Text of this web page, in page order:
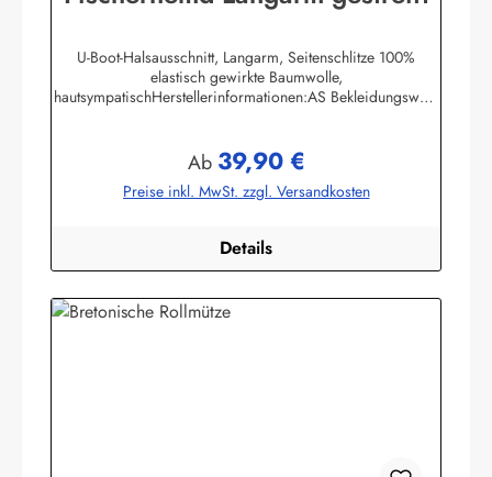
U-Boot-Halsausschnitt, Langarm, Seitenschlitze 100%
elastisch gewirkte Baumwolle,
hautsympatischHerstellerinformationen:AS Bekleidungswerk
Regulärer Preis:
Ab 39,90 €
Preise inkl. MwSt. zzgl. Versandkosten
Details